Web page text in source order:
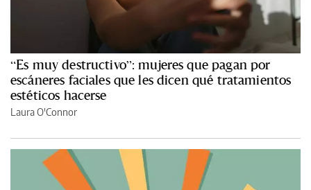
“Es muy destructivo”: mujeres que pagan por
escáneres faciales que les dicen qué tratamientos
estéticos hacerse
Laura O'Connor